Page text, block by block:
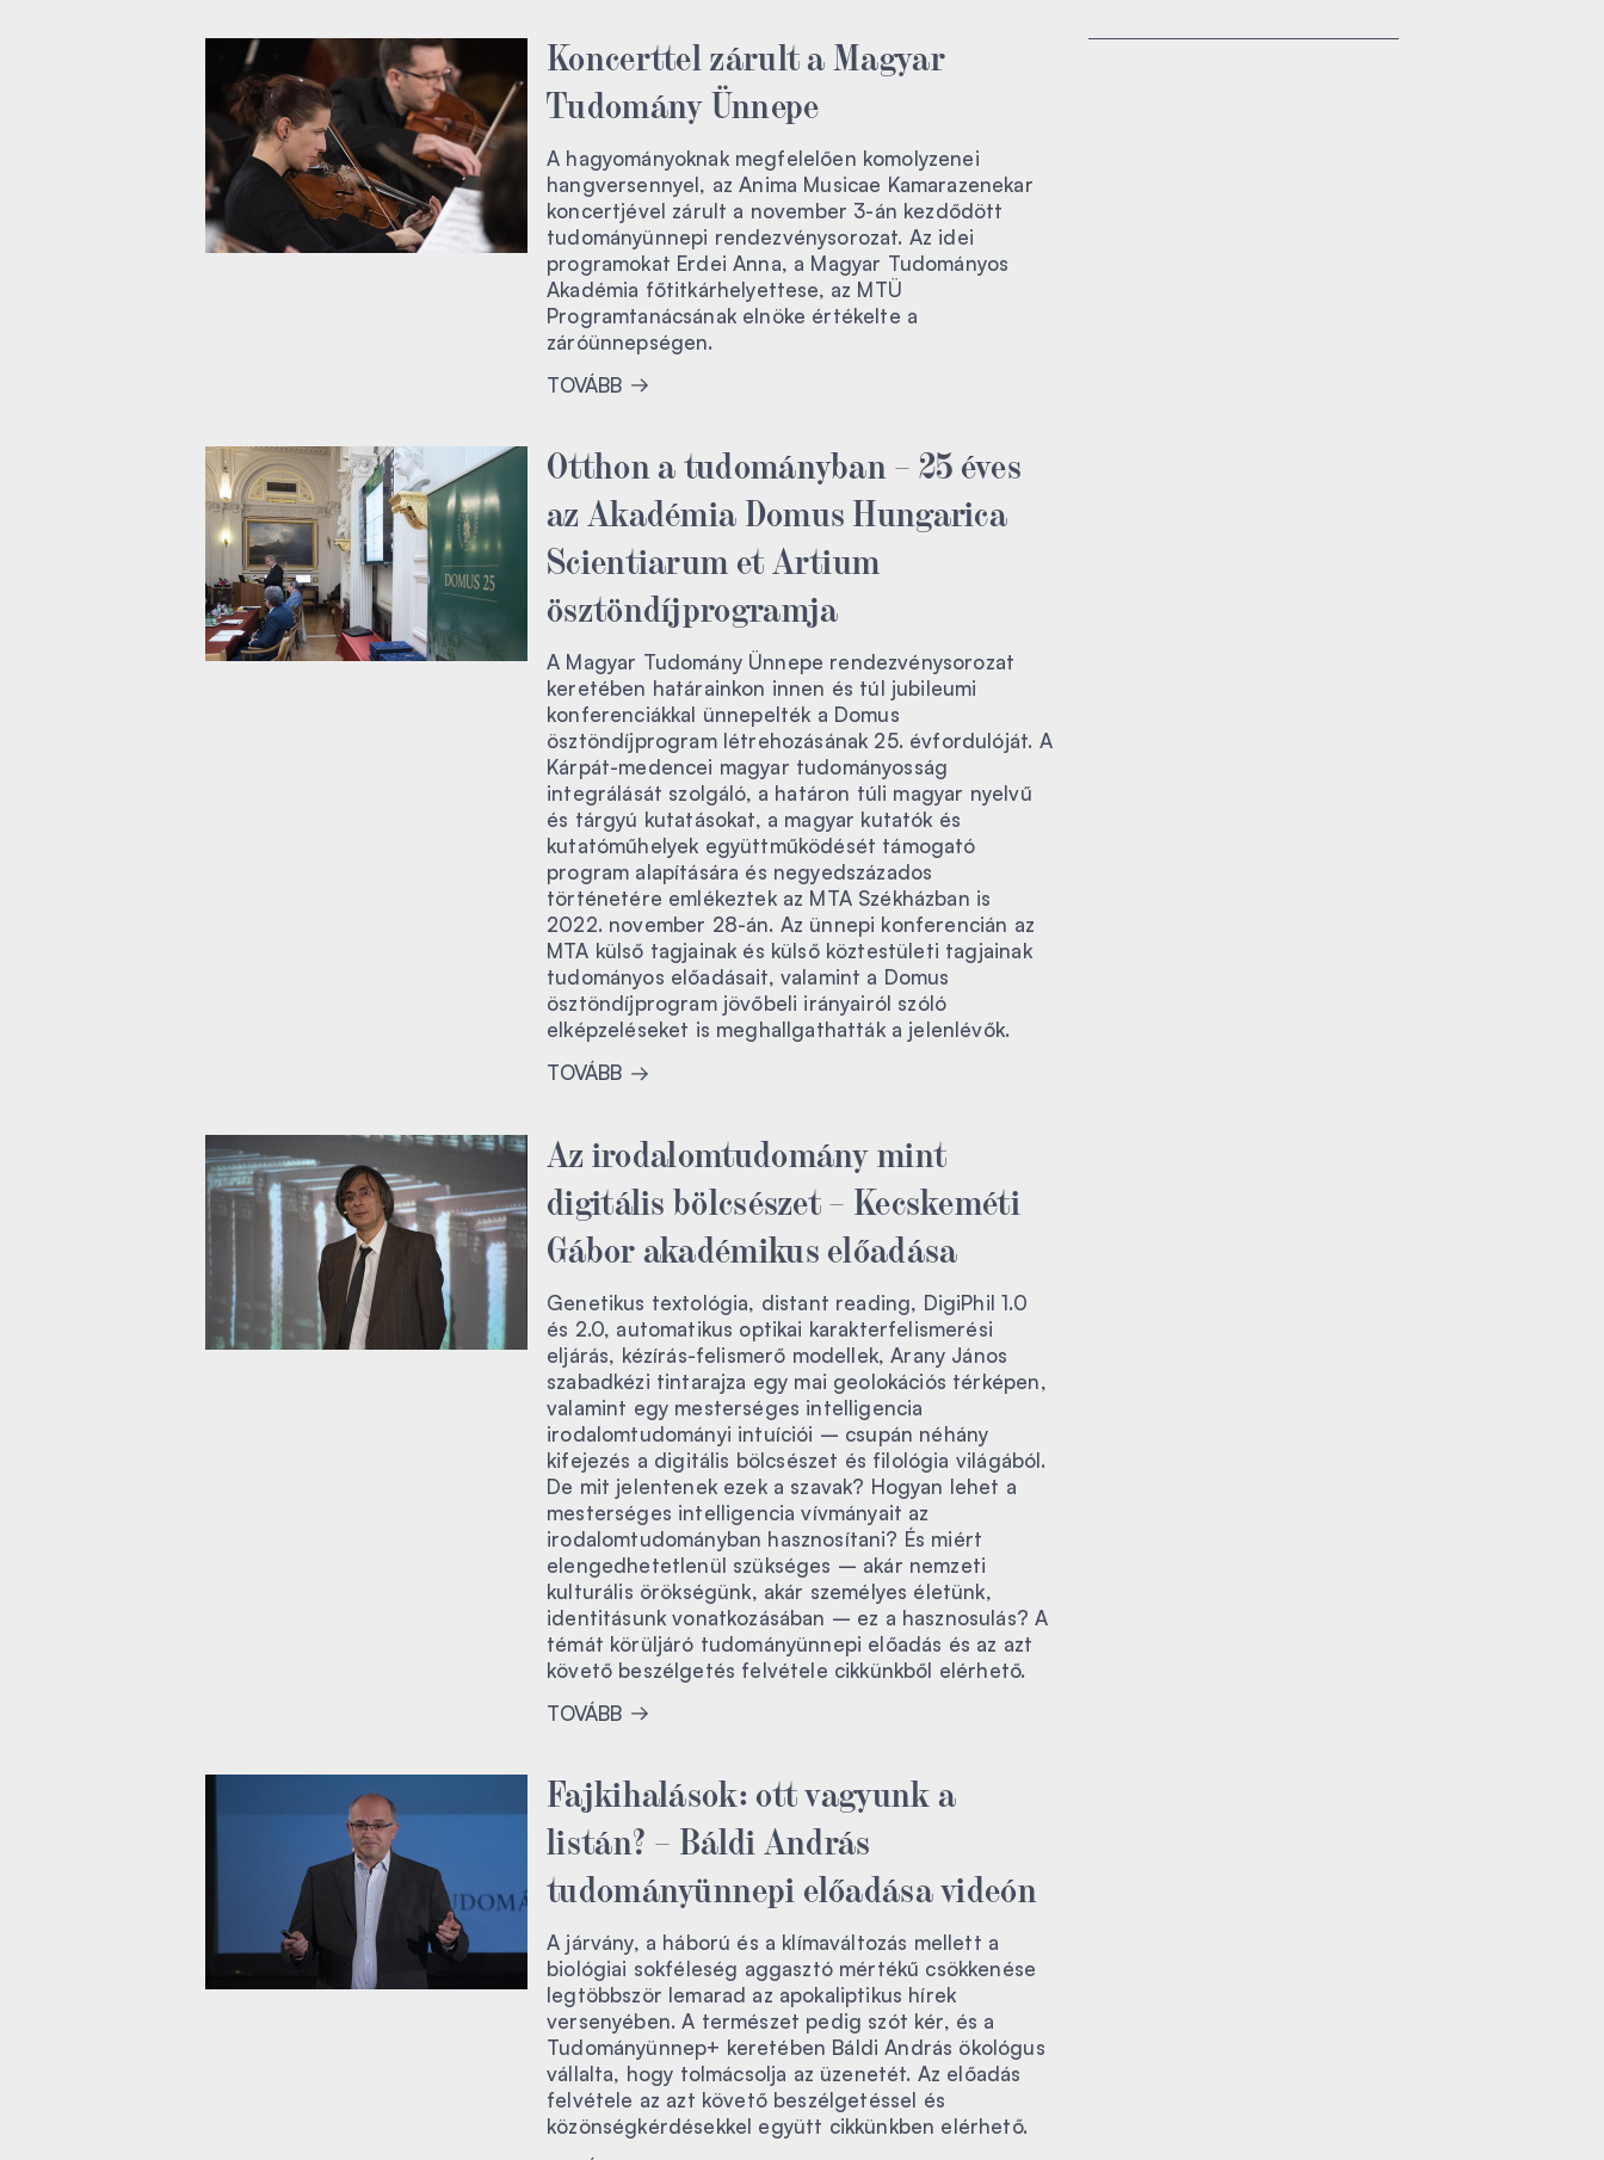
Koncerttel zárult a Magyar
Tudomány Ünnepe
A hagyományoknak megfelelően komolyzenei
hangversennyel, az Anima Musicae Kamarazenekar
koncertjével zárult a november 3-án kezdődött
tudományünnepi rendezvénysorozat. Az idei
programokat Erdei Anna, a Magyar Tudományos
Akadémia főtitkárhelyettese, az MTÜ
Programtanácsának elnöke értékelte a
záróünnepségen.
TOVÁBB
Otthon a tudományban – 25 éves
az Akadémia Domus Hungarica
Scientiarum et Artium
ösztöndíjprogramja
A Magyar Tudomány Ünnepe rendezvénysorozat
keretében határainkon innen és túl jubileumi
konferenciákkal ünnepelték a Domus
ösztöndíjprogram létrehozásának 25. évfordulóját. A
Kárpát-medencei magyar tudományosság
integrálását szolgáló, a határon túli magyar nyelvű
és tárgyú kutatásokat, a magyar kutatók és
kutatóműhelyek együttműködését támogató
program alapítására és negyedszázados
történetére emlékeztek az MTA Székházban is
2022. november 28-án. Az ünnepi konferencián az
MTA külső tagjainak és külső köztestületi tagjainak
tudományos előadásait, valamint a Domus
ösztöndíjprogram jövőbeli irányairól szóló
elképzeléseket is meghallgathatták a jelenlévők.
TOVÁBB
Az irodalomtudomány mint
digitális bölcsészet – Kecskeméti
Gábor akadémikus előadása
Genetikus textológia, distant reading, DigiPhil 1.0
és 2.0, automatikus optikai karakterfelismerési
eljárás, kézírás-felismerő modellek, Arany János
szabadkézi tintarajza egy mai geolokációs térképen,
valamint egy mesterséges intelligencia
irodalomtudományi intuíciói – csupán néhány
kifejezés a digitális bölcsészet és filológia világából.
De mit jelentenek ezek a szavak? Hogyan lehet a
mesterséges intelligencia vívmányait az
irodalomtudományban hasznosítani? És miért
elengedhetetlenül szükséges – akár nemzeti
kulturális örökségünk, akár személyes életünk,
identitásunk vonatkozásában – ez a hasznosulás? A
témát körüljáró tudományünnepi előadás és az azt
követő beszélgetés felvétele cikkünkből elérhető.
TOVÁBB
Fajkihalások: ott vagyunk a
listán? – Báldi András
tudományünnepi előadása videón
A járvány, a háború és a klímaváltozás mellett a
biológiai sokféleség aggasztó mértékű csökkenése
legtöbbször lemarad az apokaliptikus hírek
versenyében. A természet pedig szót kér, és a
Tudományünnep+ keretében Báldi András ökológus
vállalta, hogy tolmácsolja az üzenetét. Az előadás
felvétele az azt követő beszélgetéssel és
közönségkérdésekkel együtt cikkünkben elérhető.